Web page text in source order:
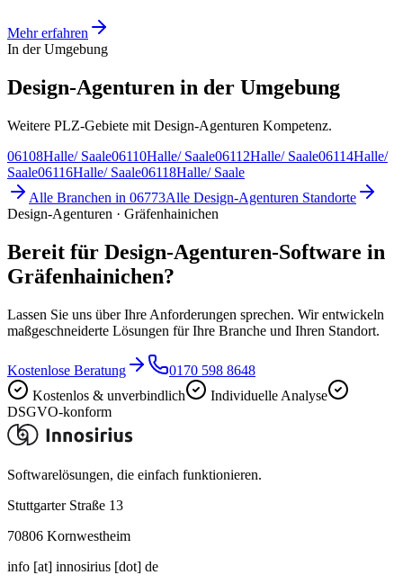
Mehr erfahren
In der Umgebung
Design-Agenturen in der Umgebung
Weitere PLZ-Gebiete mit Design-Agenturen Kompetenz.
06108Halle/ Saale06110Halle/ Saale06112Halle/ Saale06114Halle/
Saale06116Halle/ Saale06118Halle/ Saale
Alle Branchen in 06773Alle Design-Agenturen Standorte
Design-Agenturen · Gräfenhainichen
Bereit für Design-Agenturen-Software in
Gräfenhainichen?
Lassen Sie uns über Ihre Anforderungen sprechen. Wir entwickeln
maßgeschneiderte Lösungen für Ihre Branche und Ihren Standort.
Kostenlose Beratung
0170 598 8648
Kostenlos & unverbindlich
Individuelle Analyse
DSGVO-konform
Softwarelösungen, die einfach funktionieren.
Stuttgarter Straße 13
70806 Kornwestheim
info [at] innosirius [dot] de